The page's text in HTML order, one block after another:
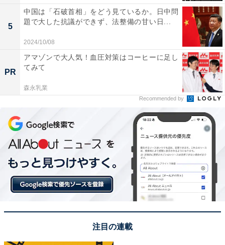
ースにも悪い話が次から次へと出て、顧客や株主からは
「舐めてんのか」というお叱りの電話が朝から晩まで鳴
り響く……という感じで、火だるまになること間違いな
しの「非常識対応」だ。
つまり、トップのスキャンダルをガン無視するような広
報対応は、ジャニーズ事務所など一部の限られた企業だ
けに許されているものであって、全ての企業に汎用性の
あるものではないのだ。
＞次ページ：どのような組織なら「ゼロ回答」対応が認
められているのか
5
中国は「石破首相」をどう見ているか。日中問
題で大した抗議ができず、法整備の甘い日...
2024/10/08
PR
アマゾンで大人気！血圧対策はコーヒーに足し
てみて
森永乳業
Recommended by
注目の連載